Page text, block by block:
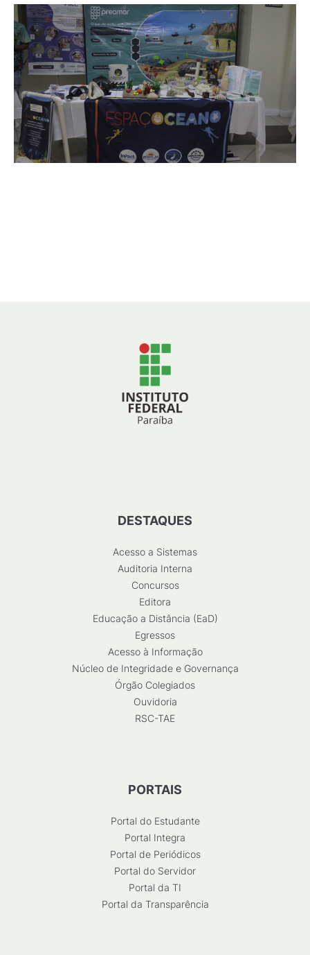
DESTAQUES
Acesso a Sistemas
Auditoria Interna
Concursos
Editora
Educação a Distância (EaD)
Egressos
Acesso à Informação
Núcleo de Integridade e Governança
Órgão Colegiados
Ouvidoria
RSC-TAE
PORTAIS
Portal do Estudante
Portal Integra
Portal de Periódicos
Portal do Servidor
Portal da TI
Portal da Transparência